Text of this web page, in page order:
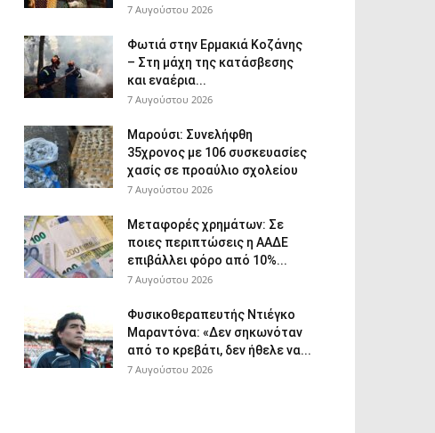
7 Αυγούστου 2026
Φωτιά στην Ερμακιά Κοζάνης
– Στη μάχη της κατάσβεσης
και εναέρια...
7 Αυγούστου 2026
Μαρούσι: Συνελήφθη
35χρονος με 106 συσκευασίες
χασίς σε προαύλιο σχολείου
7 Αυγούστου 2026
Μεταφορές χρημάτων: Σε
ποιες περιπτώσεις η ΑΑΔΕ
επιβάλλει φόρο από 10%...
7 Αυγούστου 2026
Φυσικοθεραπευτής Ντιέγκο
Μαραντόνα: «Δεν σηκωνόταν
από το κρεβάτι, δεν ήθελε να...
7 Αυγούστου 2026